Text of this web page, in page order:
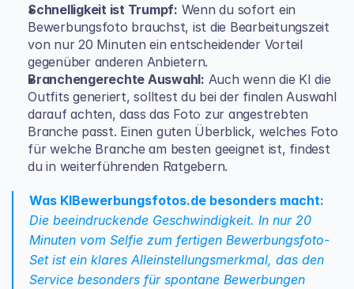
Schnelligkeit ist Trumpf: Wenn du sofort ein
Bewerbungsfoto brauchst, ist die Bearbeitungszeit
von nur 20 Minuten ein entscheidender Vorteil
gegenüber anderen Anbietern.
Branchengerechte Auswahl: Auch wenn die KI die
Outfits generiert, solltest du bei der finalen Auswahl
darauf achten, dass das Foto zur angestrebten
Branche passt. Einen guten Überblick, welches Foto
für welche Branche am besten geeignet ist, findest
du in weiterführenden Ratgebern.
Was KIBewerbungsfotos.de besonders macht:
Die beeindruckende Geschwindigkeit. In nur 20
Minuten vom Selfie zum fertigen Bewerbungsfoto-
Set ist ein klares Alleinstellungsmerkmal, das den
Service besonders für spontane Bewerbungen